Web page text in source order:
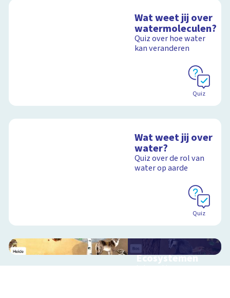
Wat weet jij over
watermoleculen?
Quiz over hoe water
kan veranderen
Quiz
Wat weet jij over
water?
Quiz over de rol van
water op aarde
Quiz
Ecosystemen
Interactieve